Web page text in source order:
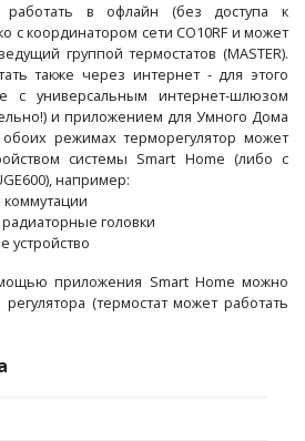
работать в офлайн (без доступа к
с координатором сети СО10RF и может
группой термостатов (MASTER).
также через интернет - для этого
с универсальным интернет-шлюзом
и приложением для Умного Дома
режимах терморегулятор может
системы Smart Home (либо с
например:
коммутации
радиаторные головки
устройство
приложения Smart Home можно
(термостат может работать